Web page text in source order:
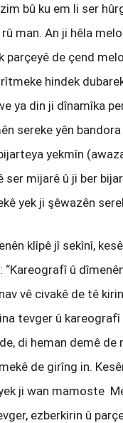
bû ku em li ser
man. An ji hêla
parçeyê de çend
hindek
ya din ji dînamîka
sereke yên
yekmîn
ser mijarê û ji ber
yek ji şêwazên
klîpê jî sekînî,
û
vê civakê de tê
tevger û
di heman demê
de girîng in.
ji wan mamoste
ezberkirin û